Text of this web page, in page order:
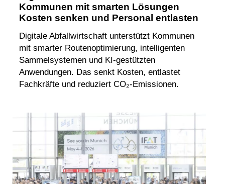
Kommunen mit smarten Lösungen
Kosten senken und Personal entlasten
Digitale Abfallwirtschaft unterstützt Kommunen
mit smarter Routenoptimierung, intelligenten
Sammelsystemen und KI-gestützten
Anwendungen. Das senkt Kosten, entlastet
Fachkräfte und reduziert CO₂-Emissionen.